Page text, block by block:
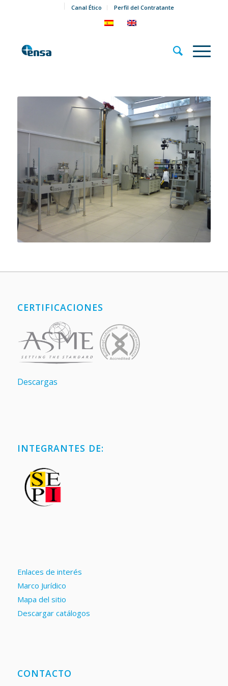
Canal Ético Perfil del Contratante
CERTIFICACIONES
Descargas
INTEGRANTES DE:
Enlaces de interés
Marco Jurídico
Mapa del sitio
Descargar catálogos
CONTACTO